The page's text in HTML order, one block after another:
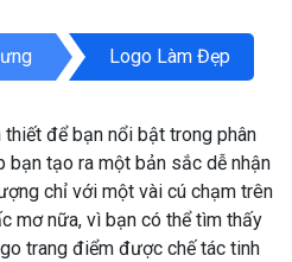
Logo Làm Đẹp
để bạn nổi bật trong phân
bạn tạo ra một bản sắc dễ nhận
chỉ với một vài cú chạm trên
mơ nữa, vì bạn có thể tìm thấy
trang điểm được chế tác tinh